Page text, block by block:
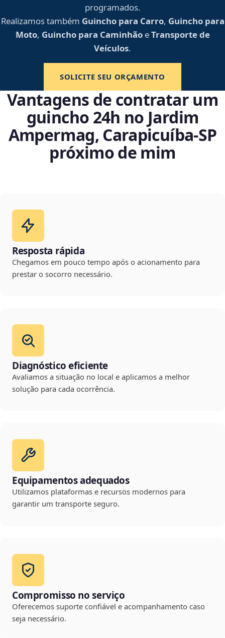
programados.
Realizamos também Guincho para Carro, Guincho para
Moto, Guincho para CaminhãoeTransporte de
Veículos.
SOLICITE SEU ORÇAMENTO
Vantagens de contratar um
guincho 24h no Jardim
Ampermag, Carapicuíba‑SP
próximo de mim
Resposta rápida
Chegamos em pouco tempo após o acionamento para
prestar o socorro necessário.
Diagnóstico eficiente
Avaliamos a situação no local e aplicamos a melhor
solução para cada ocorrência.
Equipamentos adequados
Utilizamos plataformas e recursos modernos para
garantir um transporte seguro.
Compromisso no serviço
Oferecemos suporte confiável e acompanhamento caso
seja necessário.